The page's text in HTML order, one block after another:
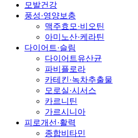
모발건강
풍성·영양보충
맥주효모·비오틴
아미노산·케라틴
다이어트·슬림
다이어트유산균
파비플로라
카테킨·녹차추출물
모로실·시서스
카르니틴
가르시니아
피로개선·활력
종합비타민